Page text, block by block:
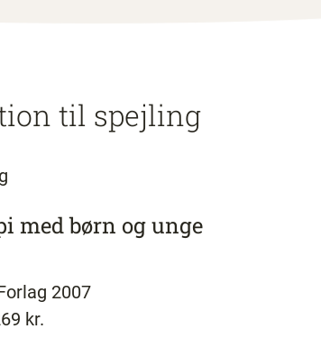
til spejling
med børn og unge
2007
kr.